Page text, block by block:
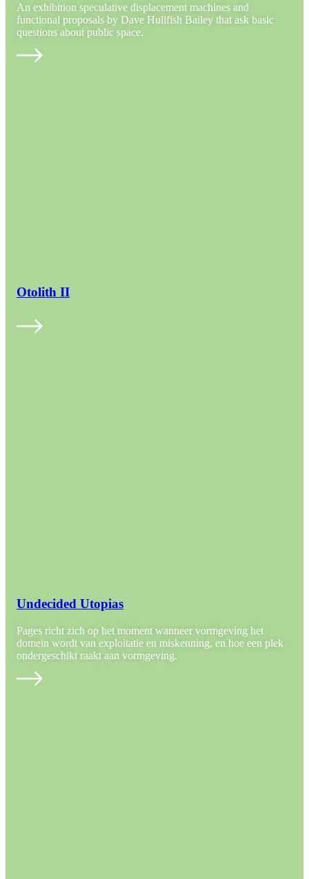
An exhibition speculative displacement machines and
functional proposals by Dave Hullfish Bailey that ask basic
questions about public space.
Otolith II
Undecided Utopias
Pages richt zich op het moment wanneer vormgeving het
domein wordt van exploitatie en miskenning, en hoe een plek
ondergeschikt raakt aan vormgeving.